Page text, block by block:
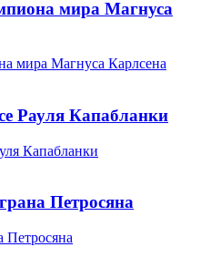
мира Магнуса
Рауля Капабланки
Петросяна